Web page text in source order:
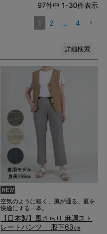
97件中 1-30件表示
1 2 … 4
詳細検索
空気のように軽く、風が通る。夏を
快適にする一本。
【日本製】風さらり 麻調スト
レートパンツ 股下63㎝